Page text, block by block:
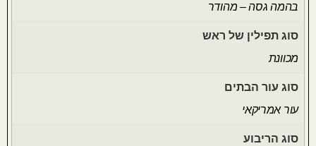
בהמה גסה – מהודר
סוג תפילין של ראש
מכוונת
סוג עור הבתים
עור אמריקאי
סוג הריבוע